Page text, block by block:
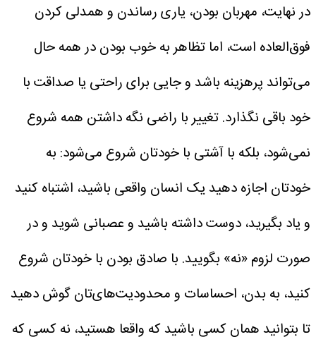
در نهایت، مهربان بودن، یاری رساندن و همدلی کردن
فوق‌العاده است، اما تظاهر به خوب بودن در همه حال
می‌تواند پرهزینه باشد و جایی برای راحتی یا صداقت با
خود باقی نگذارد.تغییر با راضی نگه داشتن همه شروع
نمی‌شود، بلکه با آشتی با خودتان شروع می‌شود: به
خودتان اجازه دهید یک انسان واقعی باشید، اشتباه کنید
و یاد بگیرید، دوست داشته باشید و عصبانی شوید و در
صورت لزوم «نه» بگویید. با صادق بودن با خودتان شروع
کنید، به بدن، احساسات و محدودیت‌های‌تان گوش دهید
تا بتوانید همان کسی باشید که واقعا هستید، نه کسی که